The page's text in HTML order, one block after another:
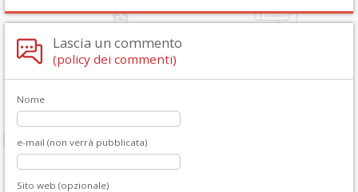
Lascia un commento
(policy dei commenti)
Nome
e-mail (non verrà pubblicata)
Sito web (opzionale)